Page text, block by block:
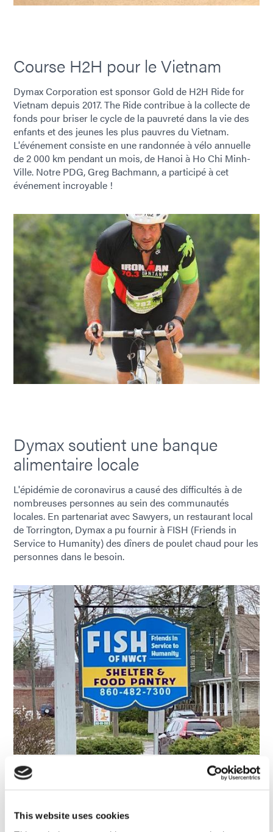
This website uses cookies
Course H2H pour le Vietnam
Dymax Corporation est sponsor Gold de H2H Ride for
Vietnam depuis 2017. The Ride contribue à la collecte de
fonds pour briser le cycle de la pauvreté dans la vie des
enfants et des jeunes les plus pauvres du Vietnam.
L'événement consiste en une randonnée à vélo annuelle
de 2 000 km pendant un mois, de Hanoi à Ho Chi Minh-
Ville. Notre PDG, Greg Bachmann, a participé à cet
événement incroyable !
Dymax soutient une banque
alimentaire locale
L'épidémie de coronavirus a causé des difficultés à de
nombreuses personnes au sein des communautés
locales. En partenariat avec Sawyers, un restaurant local
de Torrington, Dymax a pu fournir à FISH (Friends in
Service to Humanity) des dîners de poulet chaud pour les
personnes dans le besoin.
Projet Susan B. Anthony